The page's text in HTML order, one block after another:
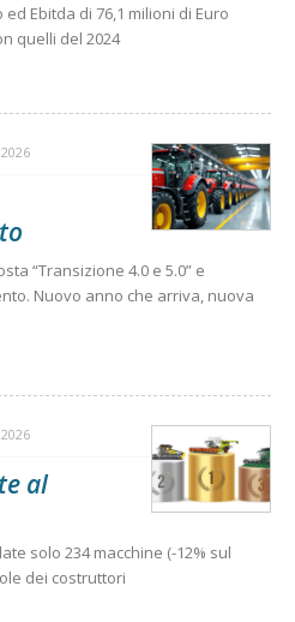
Ebitda di 76,1 milioni di Euro
quelli del 2024
“Transizione 4.0 e 5.0” e
Nuovo anno che arriva, nuova
al
solo 234 macchine (-12% sul
dei costruttori